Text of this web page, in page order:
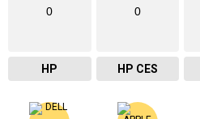
0
HP
0
HP CES